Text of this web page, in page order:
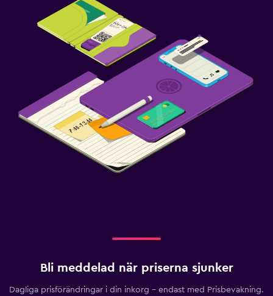
Bli meddelad när priserna sjunker
Dagliga prisförändringar i din inkorg – endast med Prisbevakning.